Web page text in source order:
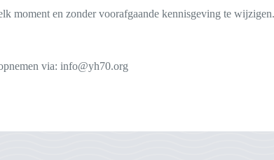
moment en zonder voorafgaande kennisgeving te
via: info@yh70.org